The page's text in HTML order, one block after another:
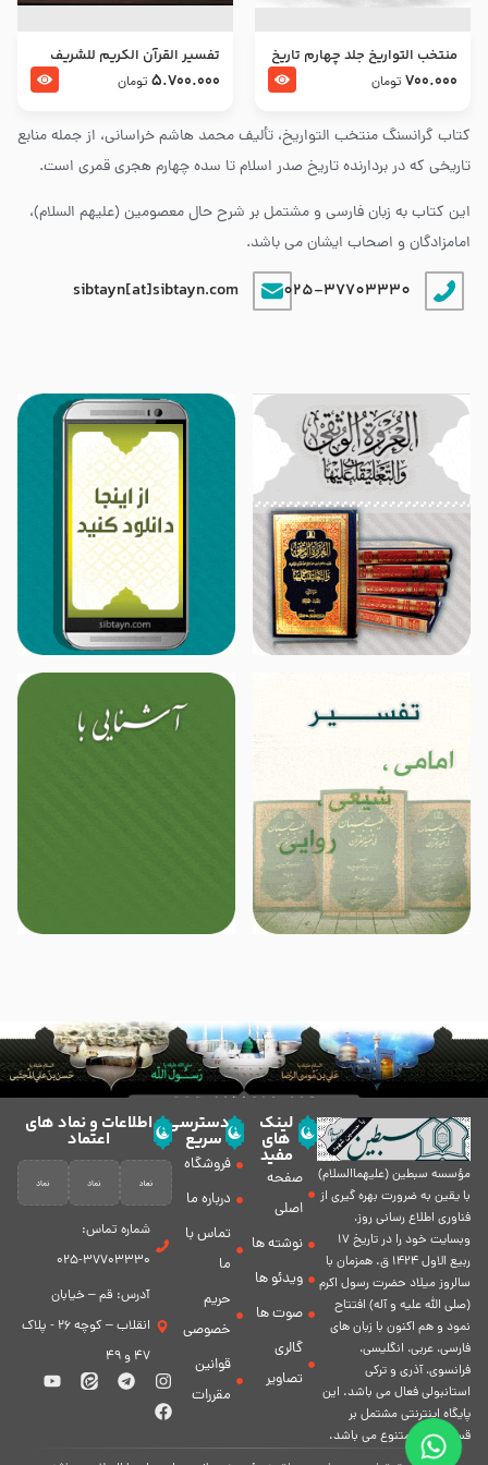
کتاب گرانسنگ منتخب التواريخ، تألیف محمد هاشم خراسانی، از جمله منابع
تاریخی که در بردارنده تاریخ صدر اسلام تا سده چهارم هجری قمری است.
این کتاب به زبان فارسی و مشتمل بر شرح حال معصومین (علیهم السلام)،
امامزادگان و اصحاب ایشان می باشد.
025-37703330
sibtayn[at]sibtayn.com
منتخب التواریخ جلد چهارم تاریخ
امام زین العابدین و امام محمد
700.000 تومان
تفسير القرآن الكريم للشريف
المرتضي قدس سرّه
5.700.000 تومان
مؤسسه سبطين (عليهماالسلام)
با يقين به ضرورت بهره گیرى از
فناورى اطلاع رسانى روز،
وبسایت خود را در تاريخ 17
ربيع الاول 1424 ق. همزمان با
سالروز ميلاد حضرت رسول اكرم
(صلی الله علیه و آله) افتتاح
نمود و هم اكنون با زبان های
فارسی، عربى، انگلیسی،
فرانسوی، آذری و ترکی
استانبولی فعال مى باشد. اين
پايگاه اينترنتى مشتمل بر
قسمت هاى متنوع مى باشد.
لینک
های
مفید
صفحه
اصلی
نوشته ها
ویدئو ها
صوت ها
گالری
تصاویر
دسترسی
سریع
فروشگاه
درباره ما
تماس با
ما
حریم
خصوصی
قوانین
مقررات
اطلاعات و نماد های
اعتماد
شماره تماس:
37703330-025
آدرس: قم – خیابان
انقلاب – کوچه 26 - پلاک
47 و 49